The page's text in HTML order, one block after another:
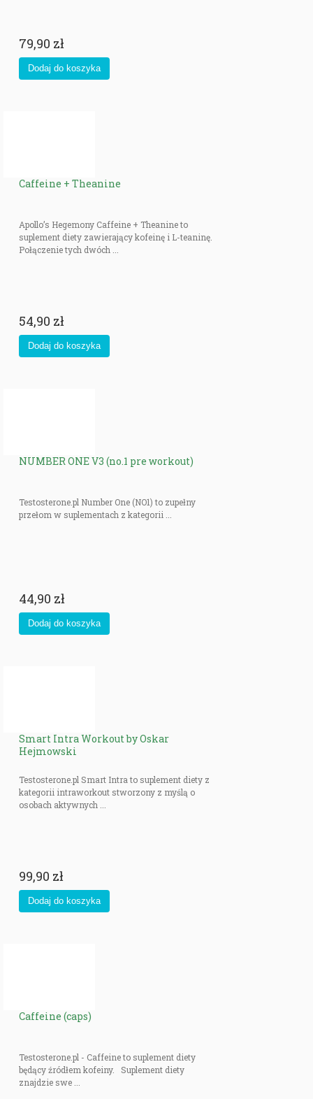
79,90 zł
Caffeine + Theanine
Apollo’s Hegemony Caffeine + Theanine to
suplement diety zawierający kofeinę i L-teaninę.
Połączenie tych dwóch ...
54,90 zł
NUMBER ONE V3 (no.1 pre workout)
Testosterone.pl Number One (NO1) to zupełny
przełom w suplementach z kategorii ...
44,90 zł
Smart Intra Workout by Oskar
Hejmowski
Testosterone.pl Smart Intra to suplement diety z
kategorii intraworkout stworzony z myślą o
osobach aktywnych ...
99,90 zł
Caffeine (caps)
Testosterone.pl - Caffeine to suplement diety
będący źródłem kofeiny. Suplement diety
znajdzie swe ...